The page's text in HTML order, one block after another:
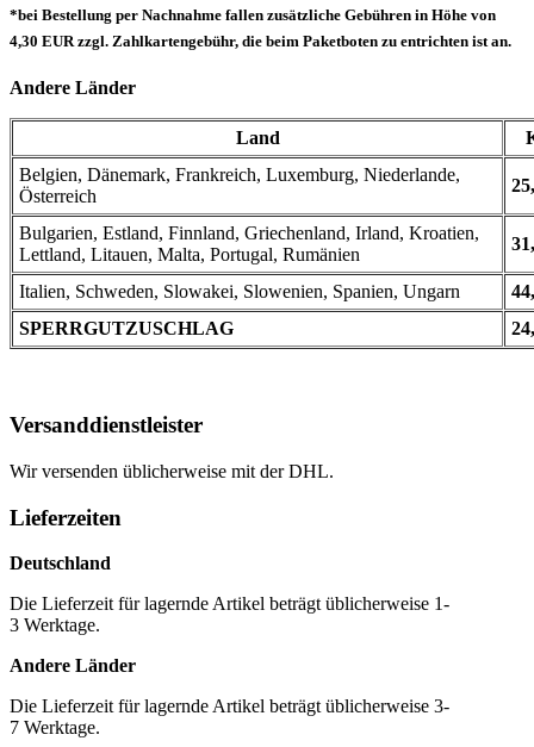
*bei Bestellung per Nachnahme fallen zusätzliche Gebühren in Höhe von
4,30 EUR zzgl. Zahlkartengebühr, die beim Paketboten zu entrichten ist an.
Andere Länder
Land
Belgien, Dänemark, Frankreich, Luxemburg, Niederlande,
Österreich
Bulgarien, Estland, Finnland, Griechenland, Irland, Kroatien,
Lettland, Litauen, Malta, Portugal, Rumänien
Italien, Schweden, Slowakei, Slowenien, Spanien, Ungarn
SPERRGUTZUSCHLAG
Versanddienstleister
Wir versenden üblicherweise mit der DHL.
Lieferzeiten
Deutschland
Die Lieferzeit für lagernde Artikel beträgt üblicherweise 1-
3 Werktage.
Andere Länder
Die Lieferzeit für lagernde Artikel beträgt üblicherweise 3-
7 Werktage.